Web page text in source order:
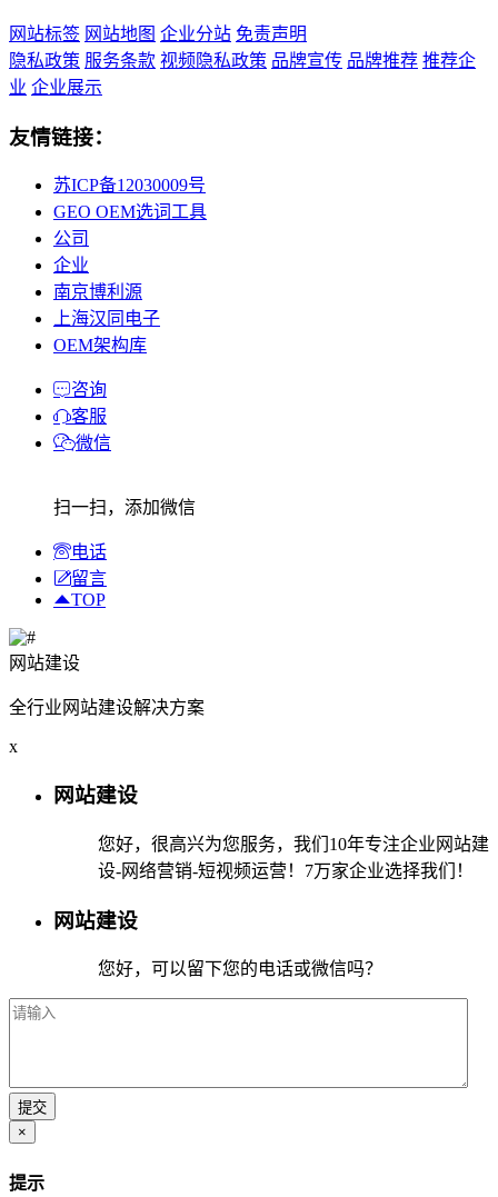
网站标签 网站地图 企业分站 免责声明
隐私政策 服务条款 视频隐私政策 品牌宣传 品牌推荐 推荐企
业 企业展示
友情链接：
苏ICP备12030009号
GEO OEM选词工具
公司
企业
南京博利源
上海汉同电子
OEM架构库
咨询
客服
微信
扫一扫，添加微信
电话
留言
TOP
网站建设
全行业网站建设解决方案
x
网站建设
您好，很高兴为您服务，我们10年专注企业网站建
设-网络营销-短视频运营！7万家企业选择我们！
网站建设
您好，可以留下您的电话或微信吗？
×
提示